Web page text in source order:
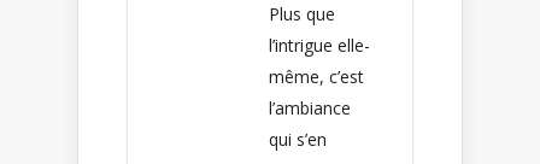
Plus que
l’intrigue elle-
même, c’est
l’ambiance
qui s’en